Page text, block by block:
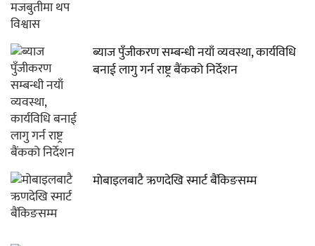
ब्याज पुँजीकरण सम्बन्धी नयाँ व्यवस्था, कार्यविधि
बनाई लागु गर्न राष्ट्र बैंकको निर्देशन
मोबाइलबाटै ऋणदेखि स्मार्ट बैंकिङसम्म